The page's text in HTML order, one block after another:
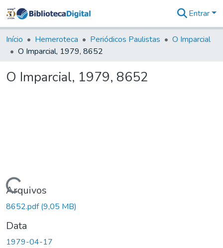
&
Coleções
Tudo na
Digital
Entrar
Início Hemeroteca Periódicos Paulistas
O Imparcial
O Imparcial, 1979, 8652
O Imparcial, 1979, 8652
Carregando...
Arquivos
8652.pdf(9,05 MB)
Data
1979-04-17